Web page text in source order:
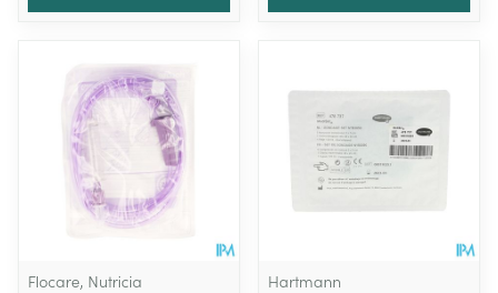
Flocare, Nutricia
Hartmann